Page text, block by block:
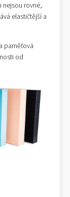
nejsou rovné,
elastičtější a
paměťová
od